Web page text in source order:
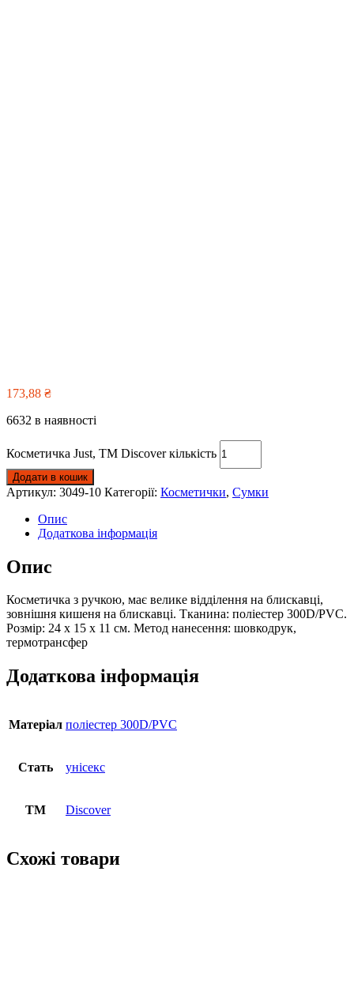
173,88 ₴
6632 в наявності
Косметичка Just, TM Discover кількість
Додати в кошик
Артикул: 3049-10 Категорії: Косметички, Сумки
Опис
Додаткова інформація
Опис
Косметичка з ручкою, має велике відділення на блискавці,
зовнішня кишеня на блискавці. Тканина: поліестер 300D/PVC.
Розмір: 24 х 15 х 11 см. Метод нанесення: шовкодрук,
термотрансфер
Додаткова інформація
Матеріал поліестер 300D/PVC
Стать унісекс
ТМ Discover
Схожі товари